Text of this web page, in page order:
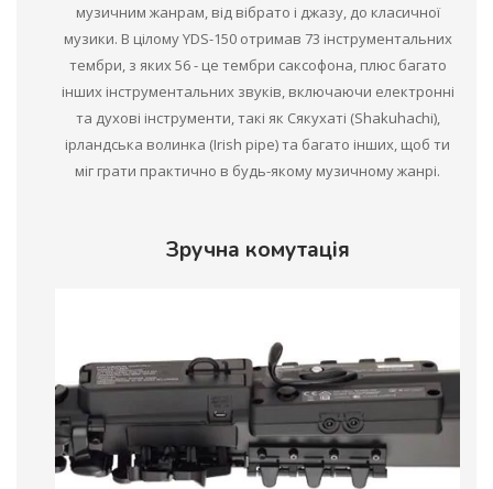
музичним жанрам, від вібрато і джазу, до класичної
музики. В цілому YDS-150 отримав 73 інструментальних
тембри, з яких 56 - це тембри саксофона, плюс багато
інших інструментальних звуків, включаючи електронні
та духові інструменти, такі як Сякухаті (Shakuhachi),
ірландська волинка (Irish pipe) та багато інших, щоб ти
міг грати практично в будь-якому музичному жанрі.
Зручна комутація